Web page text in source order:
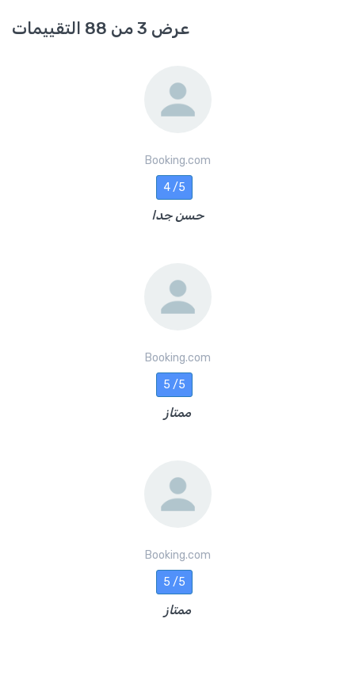
عرض 3 من 88 التقييمات
Booking.com
4 /5
حسن جدا
Booking.com
5 /5
ممتاز
Booking.com
5 /5
ممتاز